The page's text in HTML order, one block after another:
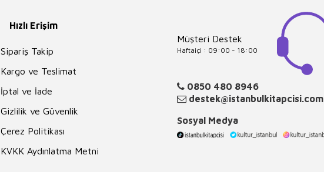
Hızlı Erişim
Sipariş Takip
Kargo ve Teslimat
İptal ve İade
Gizlilik ve Güvenlik
Çerez Politikası
KVKK Aydınlatma Metni
Müşteri Destek
Haftaiçi : 09:00 - 18:00
0850 480 8946
destek@istanbulkitapcisi.com
Sosyal Medya